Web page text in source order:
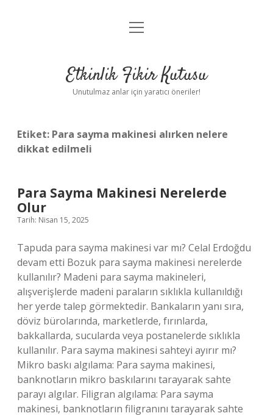
Anasayfa
Yasal Uyarı
menüyü
Etkinlik Fikir Kutusu
Unutulmaz anlar için yaratıcı öneriler!
Etiket: Para sayma makinesi alırken nelere
dikkat edilmeli
Para Sayma Makinesi Nerelerde
Olur
Tarih: Nisan 15, 2025
Tapuda para sayma makinesi var mı? Celal Erdoğdu
devam etti Bozuk para sayma makinesi nerelerde
kullanılır? Madeni para sayma makineleri,
alışverişlerde madeni paraların sıklıkla kullanıldığı
her yerde talep görmektedir. Bankaların yanı sıra,
döviz bürolarında, marketlerde, fırınlarda,
bakkallarda, sucularda veya postanelerde sıklıkla
kullanılır. Para sayma makinesi sahteyi ayırır mı?
Mikro baskı algılama: Para sayma makinesi,
banknotların mikro baskılarını tarayarak sahte
parayı algılar. Filigran algılama: Para sayma
makinesi, banknotların filigranını tarayarak sahte